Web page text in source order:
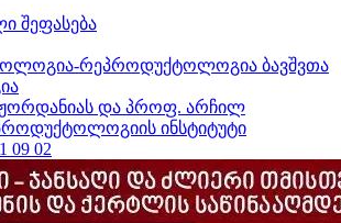
შეფასება
რეპროდუქტოლოგია ბავშვთა
და პროფ. არჩილ
ინსტიტუტი
09 02